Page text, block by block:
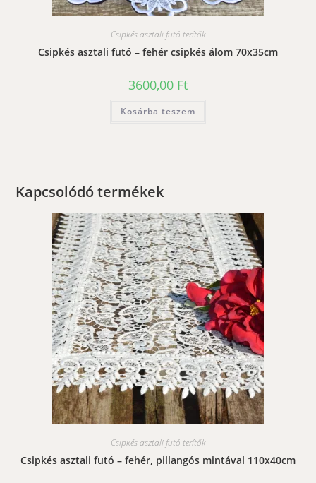
Csipkés asztali futó terítők
Csipkés asztali futó – fehér csipkés álom 70x35cm
3600,00 Ft
Kosárba teszem
Kapcsolódó termékek
Csipkés asztali futó terítők
Csipkés asztali futó – fehér, pillangós mintával 110x40cm